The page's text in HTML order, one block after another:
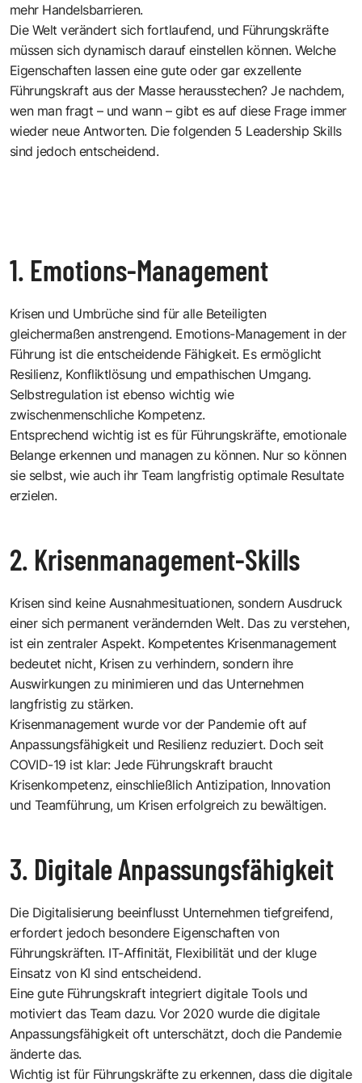
mehr Handelsbarrieren.
Die Welt verändert sich fortlaufend, und Führungskräfte
müssen sich dynamisch darauf einstellen können. Welche
Eigenschaften lassen eine gute oder gar exzellente
Führungskraft aus der Masse herausstechen? Je nachdem,
wen man fragt – und wann – gibt es auf diese Frage immer
wieder neue Antworten. Die folgenden 5 Leadership Skills
sind jedoch entscheidend.
1. Emotions-Management
Krisen und Umbrüche sind für alle Beteiligten
gleichermaßen anstrengend. Emotions-Management in der
Führung ist die entscheidende Fähigkeit. Es ermöglicht
Resilienz, Konfliktlösung und empathischen Umgang.
Selbstregulation ist ebenso wichtig wie
zwischenmenschliche Kompetenz.
Entsprechend wichtig ist es für Führungskräfte, emotionale
Belange erkennen und managen zu können. Nur so können
sie selbst, wie auch ihr Team langfristig optimale Resultate
erzielen.
2. Krisenmanagement-Skills
Krisen sind keine Ausnahmesituationen, sondern Ausdruck
einer sich permanent verändernden Welt. Das zu verstehen,
ist ein zentraler Aspekt. Kompetentes Krisenmanagement
bedeutet nicht, Krisen zu verhindern, sondern ihre
Auswirkungen zu minimieren und das Unternehmen
langfristig zu stärken.
Krisenmanagement wurde vor der Pandemie oft auf
Anpassungsfähigkeit und Resilienz reduziert. Doch seit
COVID-19 ist klar: Jede Führungskraft braucht
Krisenkompetenz, einschließlich Antizipation, Innovation
und Teamführung, um Krisen erfolgreich zu bewältigen.
3. Digitale Anpassungsfähigkeit
Die Digitalisierung beeinflusst Unternehmen tiefgreifend,
erfordert jedoch besondere Eigenschaften von
Führungskräften. IT-Affinität, Flexibilität und der kluge
Einsatz von KI sind entscheidend.
Eine gute Führungskraft integriert digitale Tools und
motiviert das Team dazu. Vor 2020 wurde die digitale
Anpassungsfähigkeit oft unterschätzt, doch die Pandemie
änderte das.
Wichtig ist für Führungskräfte zu erkennen, dass die digitale